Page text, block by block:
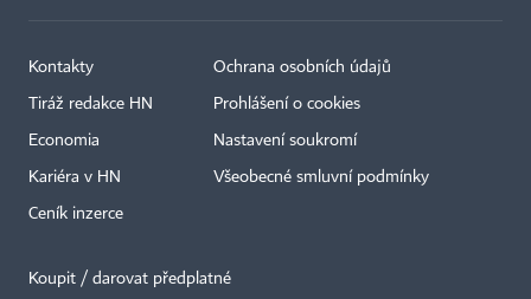
Kontakty
Tiráž redakce HN
Economia
Kariéra v HN
Ceník inzerce
Ochrana osobních údajů
Prohlášení o cookies
Nastavení soukromí
Všeobecné smluvní podmínky
Koupit / darovat předplatné